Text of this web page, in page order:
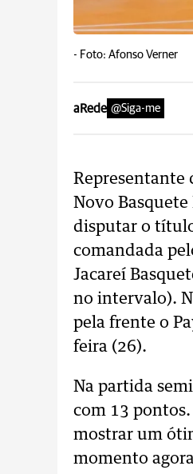
- Foto: Afonso Verner
aRede @Siga-me
Representante
Novo Basquete
disputar o
comandada
Jacareí
no intervalo).
pela frente o
feira (26).
Na partida
com 13
mostrar um
momento